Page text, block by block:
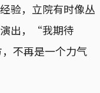
验，立院有时像丛
出，“我期待
不再是一个力气